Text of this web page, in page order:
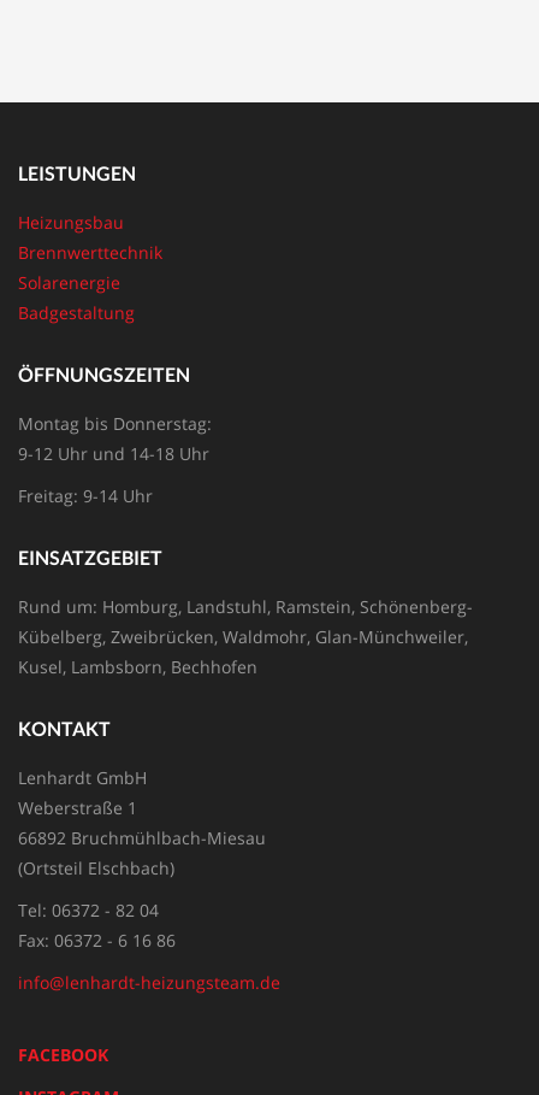
LEISTUNGEN
Heizungsbau
Brennwerttechnik
Solarenergie
Badgestaltung
ÖFFNUNGSZEITEN
Montag bis Donnerstag:
9-12 Uhr und 14-18 Uhr
Freitag: 9-14 Uhr
EINSATZGEBIET
Rund um: Homburg, Landstuhl, Ramstein, Schönenberg-
Kübelberg, Zweibrücken, Waldmohr, Glan-Münchweiler,
Kusel, Lambsborn, Bechhofen
KONTAKT
Lenhardt GmbH
Weberstraße 1
66892 Bruchmühlbach-Miesau
(Ortsteil Elschbach)
Tel: 06372 - 82 04
Fax: 06372 - 6 16 86
info@lenhardt-heizungsteam.de
FACEBOOK